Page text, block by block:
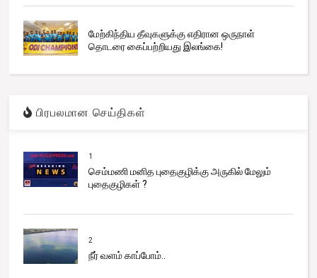
மேற்கிந்திய தீவுகளுக்கு எதிரான ஒருநாள்
தொடரை கைப்பற்றியது இலங்கை!
பிரபலமான செய்திகள்
1
செம்மணி மனித புதைகுழிக்கு அருகில் மேலும்
புதைகுழிகள் ?
2
நீர் வளம் காப்போம்..